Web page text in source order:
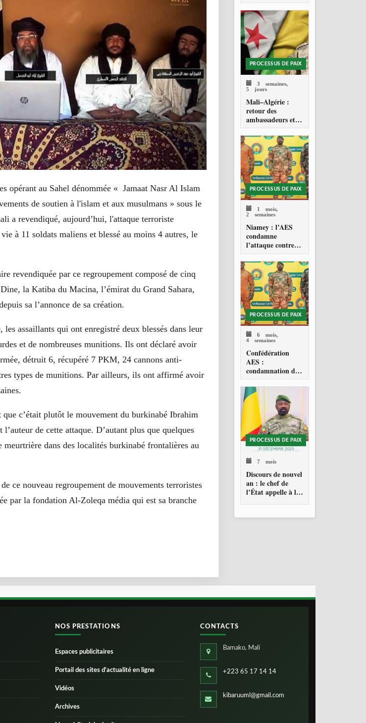
opérant au Sahel dénommée « Jamaat Nasr Al Islam
de soutien à l'islam et aux musulmans » sous le
a revendiqué, aujourd’hui, l'attaque terroriste
à 11 soldats maliens et blessé au moins 4 autres, le
revendiquée par ce regroupement composé de cinq
la Katiba du Macina, l’émirat du Grand Sahara,
sa l’annonce de sa création.
les assaillants qui ont enregistré deux blessés dans leur
et de nombreuses munitions. Ils ont déclaré avoir
détruit 6, récupéré 7 PKM, 24 cannons anti-
types de munitions. Par ailleurs, ils ont affirmé avoir
que c’était plutôt le mouvement du burkinabé Ibrahim
de cette attaque. D’autant plus que quelques
dans des localités burkinabé frontalières au
ce nouveau regroupement de mouvements terroristes
par la fondation Al-Zoleqa média qui est sa branche
une doctrine de la
refondation
PROCESSUS DE PAIX
3 semaines,
5 jours
Mali–Algérie :
retour des
ambassadeurs et
réouverture des
espaces aériens
PROCESSUS DE PAIX
1 mois,
2 semaines
Niamey : l’AES
condamne
l’attaque contre
l’aéroport Diori
Hamani
PROCESSUS DE PAIX
6 mois,
4 semaines
Confédération
AES :
condamnation de
l’action militaire
américaine au
Venezuela
PROCESSUS DE PAIX
7 mois
Discours de nouvel
an : le chef de
l’État appelle à la
NOS PRESTATIONS
Espaces publicitaires
Portail des sites d’actualité en ligne
Vidéos
Archives
CONTACTS
Bamako, Mali
+223 65 17 14 14
kibaruuml@gmail.com